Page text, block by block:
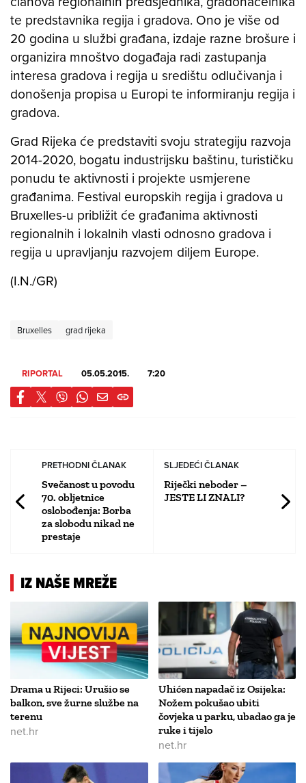
te predstavnika regija i gradova. Ono je više od
20 godina u službi građana, izdaje razne brošure i
organizira mnoštvo događaja radi zastupanja
interesa gradova i regija u središtu odlučivanja i
donošenja propisa u Europi te informiranju regija i
gradova.
Grad Rijeka će predstaviti svoju strategiju razvoja
2014-2020, bogatu industrijsku baštinu, turističku
ponudu te aktivnosti i projekte usmjerene
građanima. Festival europskih regija i gradova u
Bruxelles-u približit će građanima aktivnosti
regionalnih i lokalnih vlasti odnosno gradova i
regija u upravljanju razvojem diljem Europe.
(I.N./GR)
Bruxelles grad rijeka
RIPORTAL 05.05.2015. 7:20
PRETHODNI ČLANAK
Svečanost u povodu
70. obljetnice
oslobođenja: Borba
za slobodu nikad ne
prestaje
SLJEDEĆI ČLANAK
Riječki neboder –
JESTE LI ZNALI?
IZ NAŠE MREŽE
Drama u Rijeci: Urušio se
balkon, sve žurne službe na
terenu
net.hr
Uhićen napadač iz Osijeka:
Nožem pokušao ubiti
čovjeka u parku, ubadao ga je
ruke i tijelo
net.hr